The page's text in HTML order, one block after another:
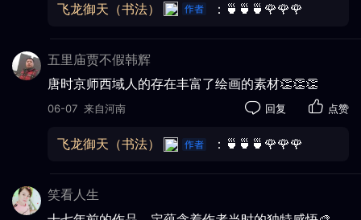
飞龙御天（书法） ：🍵🍵🍵🌹🌹🌹
五里庙贾不假韩辉
唐时京师西域人的存在丰富了绘画的素材👏👏👏
06-07 来自河南 回复 点赞
飞龙御天（书法） ：🍵🍵🍵🌹🌹🌹
笑看人生